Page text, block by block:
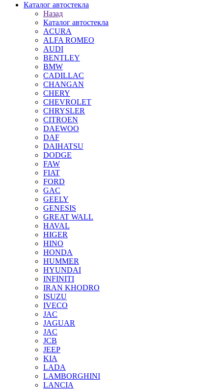
Каталог автостекла
Назад
Каталог автостекла
ACURA
ALFA ROMEO
AUDI
BENTLEY
BMW
CADILLAC
CHANGAN
CHERY
CHEVROLET
CHRYSLER
CITROEN
DAEWOO
DAF
DAIHATSU
DODGE
FAW
FIAT
FORD
GAC
GEELY
GENESIS
GREAT WALL
HAVAL
HIGER
HINO
HONDA
HUMMER
HYUNDAI
INFINITI
IRAN KHODRO
ISUZU
IVECO
JAC
JAGUAR
JAС
JCB
JEEP
KIA
LADA
LAMBORGHINI
LANCIA